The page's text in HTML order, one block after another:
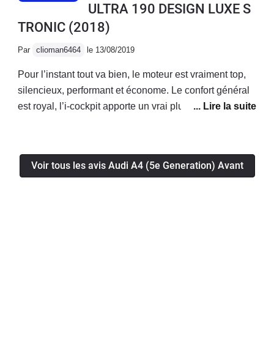
ULTRA 190 DESIGN LUXE S
TRONIC (2018)
Par clioman6464 le 13/08/2019
Pour l’instant tout va bien, le moteur est vraiment top,
silencieux, performant et économe. Le confort général
est royal, l’i-cockpit apporte un vrai plus! La voiture a
permet d’avoir une voiture bonne à tout faire!
Voir tous les avis Audi A4 (5e Generation) Avant